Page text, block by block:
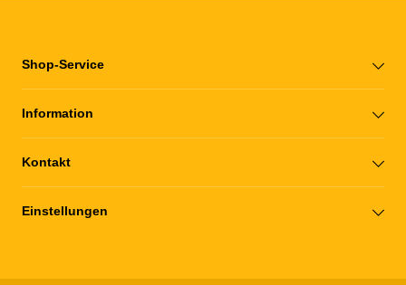
Shop-Service
Information
Kontakt
Einstellungen